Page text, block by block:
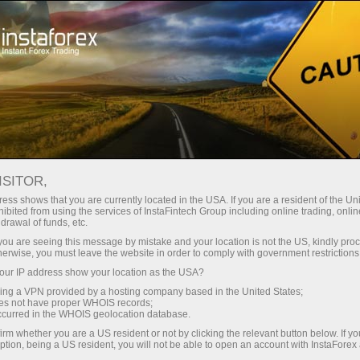
InstaForex-এর সাথে থেকে আপনি সত্যিকারের
লিভারেজ, মার্কেটের সেরা স্প্রেড ও কমিশন এবং
স্টক ও ইনডেক্স ট্রেডিংয়ের জন্য সুবিধাজনক
শর্তাবলী।
স্বল্প
প্রতিটি ডিপোজিটে
30% বোনাস
গতির
পরিচয় ট্রেডিংয়ে এবং হাইওয়েতে পাওয়া যায়
shows that you are currently located in the USA. If you are a resident of the
from using the services of InstaFintech Group including online trading,
of funds, etc.
are seeing this message by mistake and your location is not the US, kindly
you must leave the website in order to comply with government
IP address show your location as the USA?
a VPN provided by a hosting company based in the United States;
not have proper WHOIS records;
in the WHOIS geolocation database.
whether you are a US resident or not by clicking the relevant button below. If
being a US resident, you will not be able to open an account with InstaForex